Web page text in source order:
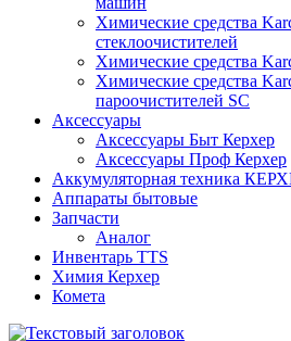
Химические средства
стеклоочистителей
Химические средства
Химические средства
пароочистителей SC
Аксессуары
Аксессуары Быт Керхер
Аксессуары Проф Керхер
Аккумуляторная техника
Аппараты бытовые
Запчасти
Аналог
Инвентарь TTS
Химия Керхер
Комета